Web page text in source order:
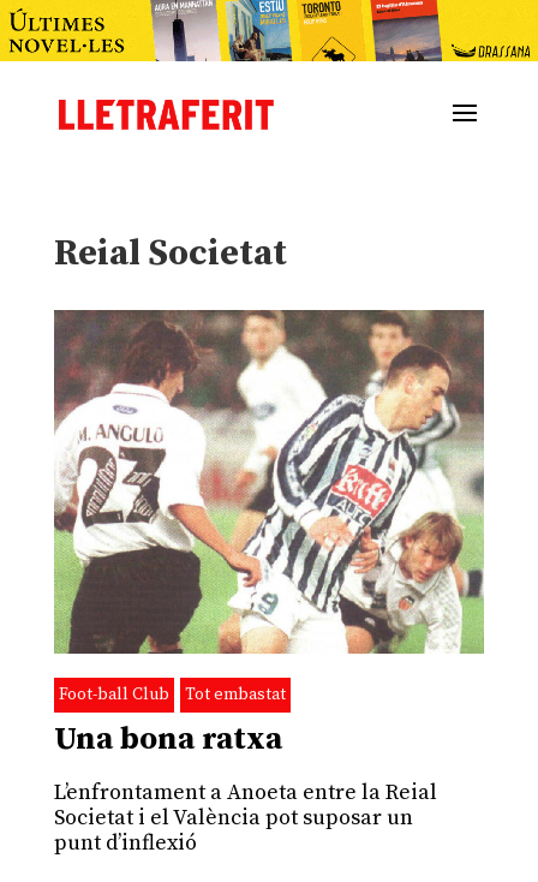
Reial Societat
Foot-ball Club Tot embastat
Una bona ratxa
L’enfrontament a Anoeta entre la Reial
Societat i el València pot suposar un
punt d’inflexió